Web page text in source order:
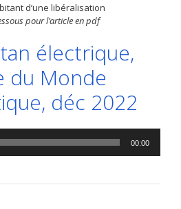
d’une libéralisation
pour l’article en pdf
électrique,
du Monde
déc 2022
00:00